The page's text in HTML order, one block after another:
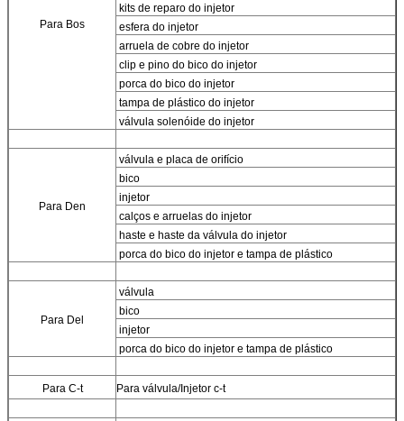
Para Bos
kits de reparo do injetor
esfera do injetor
arruela de cobre do injetor
clip e pino do bico do injetor
porca do bico do injetor
tampa de plástico do injetor
válvula solenóide do injetor
Para Den
válvula e placa de orifício
bico
injetor
calços e arruelas do injetor
haste e haste da válvula do injetor
porca do bico do injetor e tampa de plástico
Para Del
válvula
bico
injetor
porca do bico do injetor e tampa de plástico
Para C-t Para válvula/Injetor c-t